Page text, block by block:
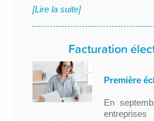
[Lire la suite]
Facturation
Première
En